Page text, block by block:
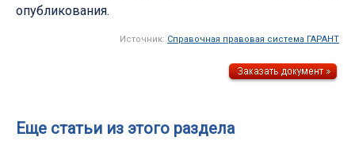
опубликования.
Источник: Справочная правовая система ГАРАНТ
Еще статьи из этого раздела